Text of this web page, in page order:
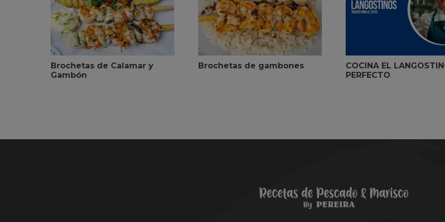
Brochetas de Calamar y
Gambón
Brochetas de gambones
COCINA EL
PERFECTO